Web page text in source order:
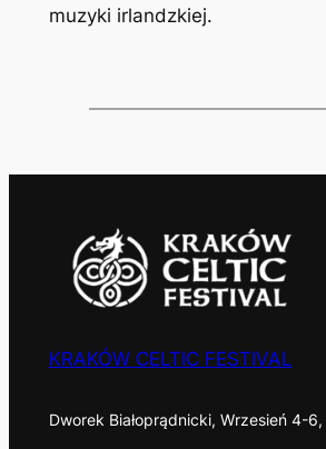
muzyki irlandzkiej.
KRAKÓW CELTIC FESTIVAL
Dworek Białoprądnicki, Wrzesień 4-